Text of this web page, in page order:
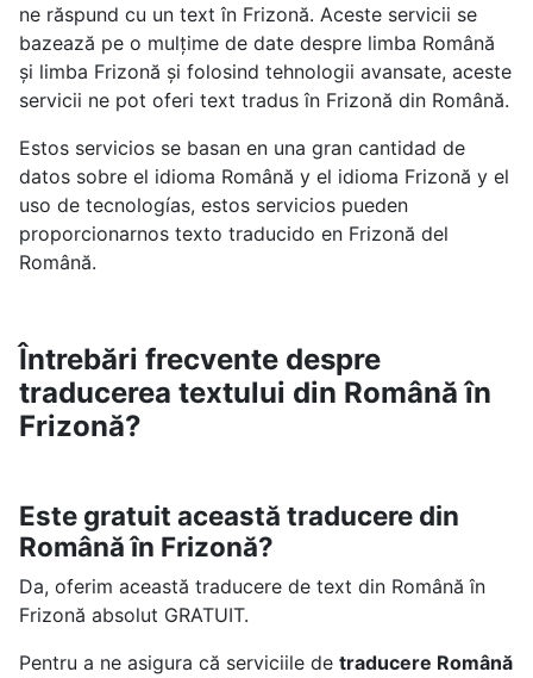
ne răspund cu un text în Frizonă. Aceste servicii se
bazează pe o mulțime de date despre limba Română
și limba Frizonă și folosind tehnologii avansate, aceste
servicii ne pot oferi text tradus în Frizonă din Română.
Estos servicios se basan en una gran cantidad de
datos sobre el idioma Română y el idioma Frizonă y el
uso de tecnologías, estos servicios pueden
proporcionarnos texto traducido en Frizonă del
Română.
Întrebări frecvente despre
traducerea textului din Română în
Frizonă?
Este gratuit această traducere din
Română în Frizonă?
Da, oferim această traducere de text din Română în
Frizonă absolut GRATUIT.
Pentru a ne asigura că serviciile de traducere Română